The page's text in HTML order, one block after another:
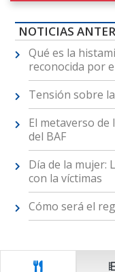
NOTICIAS
Qué es la
reconocida por
Tensión sobre
El metaverso de
del BAF
Día de la mujer:
con la víctimas
Cómo será el